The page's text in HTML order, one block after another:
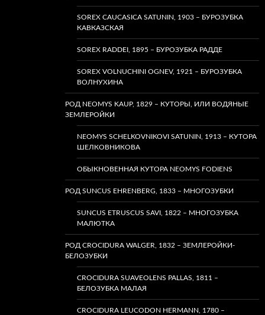
SOREX CAUCASICA SATUNIN, 1903 – БУРОЗУБКА
КАВКАЗСКАЯ
SOREX RADDEI, 1895 – БУРОЗУБКА РАДДЕ
SOREX VOLNUCHINI OGNEV, 1921 – БУРОЗУБКА
ВОЛНУХИНА
РОД NEOMYS KAUP, 1829 – КУТОРЫ, ИЛИ ВОДЯНЫЕ
ЗЕМЛЕРОЙКИ
NEOMYS SCHELKOVNIKOVI SATUNIN, 1913 – КУТОРА
ШЕЛКОВНИКОВА
ОБЫКНОВЕННАЯ КУТОРА NEOMYS FODIENS
РОД SUNCUS EHRENBERG, 1833 – МНОГОЗУБКИ
SUNCUS ETRUSCUS SAVI, 1822 – МНОГОЗУБКА
МАЛЮТКА
РОД CROCIDURA WALGER, 1832 – ЗЕМЛЕРОЙКИ-
БЕЛОЗУБКИ
CROCIDURA SUAVEOLENS PALLAS, 1811 –
БЕЛОЗУБКА МАЛАЯ
CROCIDURA LEUCODON HERMANN, 1780 –